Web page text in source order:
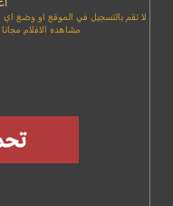
لا تقم بالتسجيل في الموقع او وضع
مشاهده الافلام